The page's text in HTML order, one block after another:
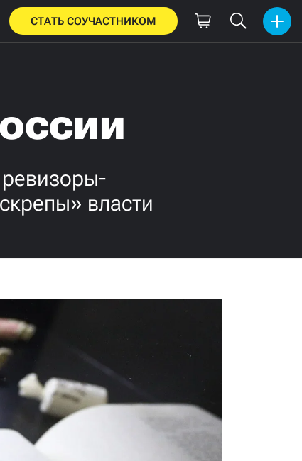
СТАТЬ СОУЧАСТНИКОМ
ревизоры-
власти